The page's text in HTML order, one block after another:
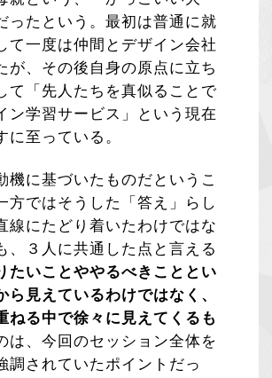
ったという。最初は普通に就
て一度は仲間とデザイン会社
が、その後自身の原点に立ち
て「先人たちを真似ることで
ン学習サービス」という現在
に至っている。
機に基づいたものだというこ
方ではそうした「答え」らし
線にたどり着いたわけではな
、３人に共通した点と言える
たいことややるべきこととい
ら見えているわけではなく、
ねる中で徐々に見えてくるも
は、今回のセッション全体を
調されていたポイントだっ